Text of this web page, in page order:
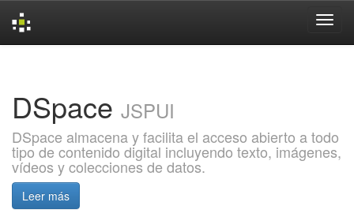
DSpace JSPUI
DSpace almacena y facilita el acceso abierto a todo
tipo de contenido digital incluyendo texto, imágenes,
vídeos y colecciones de datos.
Leer más